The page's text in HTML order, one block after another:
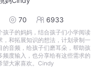
70 6933
孩子的妈妈，结合孩子们小学阅读
，和拓展知识的想法，计划录制一
的音频，给孩子们磨耳朵，帮助孩
频度输入，也分享给有这些需求的
望大家喜欢。Cindy